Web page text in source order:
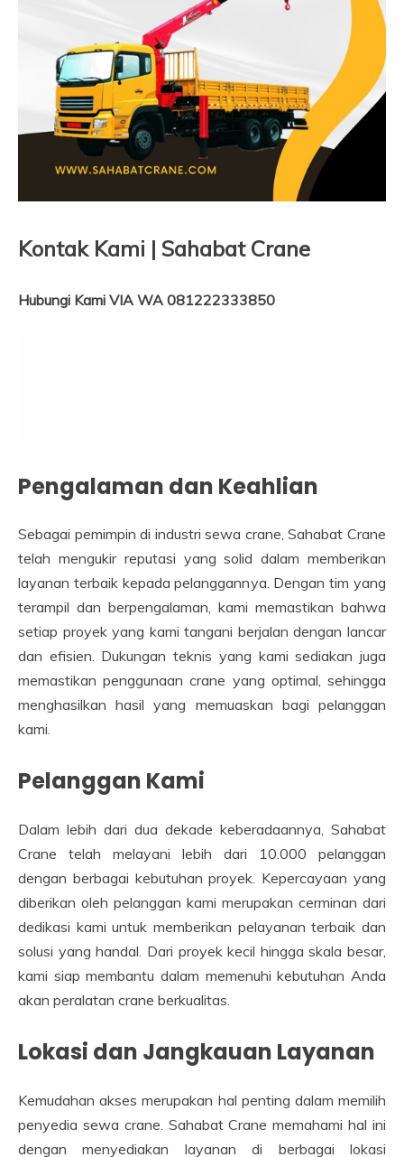
Kontak Kami | Sahabat Crane
Hubungi Kami VIA WA 081222333850
Pengalaman dan Keahlian
Sebagai pemimpin di industri sewa crane, Sahabat Crane
telah mengukir reputasi yang solid dalam memberikan
layanan terbaik kepada pelanggannya. Dengan tim yang
terampil dan berpengalaman, kami memastikan bahwa
setiap proyek yang kami tangani berjalan dengan lancar
dan efisien. Dukungan teknis yang kami sediakan juga
memastikan penggunaan crane yang optimal, sehingga
menghasilkan hasil yang memuaskan bagi pelanggan
kami.
Pelanggan Kami
Dalam lebih dari dua dekade keberadaannya, Sahabat
Crane telah melayani lebih dari 10.000 pelanggan
dengan berbagai kebutuhan proyek. Kepercayaan yang
diberikan oleh pelanggan kami merupakan cerminan dari
dedikasi kami untuk memberikan pelayanan terbaik dan
solusi yang handal. Dari proyek kecil hingga skala besar,
kami siap membantu dalam memenuhi kebutuhan Anda
akan peralatan crane berkualitas.
Lokasi dan Jangkauan Layanan
Kemudahan akses merupakan hal penting dalam memilih
penyedia sewa crane. Sahabat Crane memahami hal ini
dengan menyediakan layanan di berbagai lokasi